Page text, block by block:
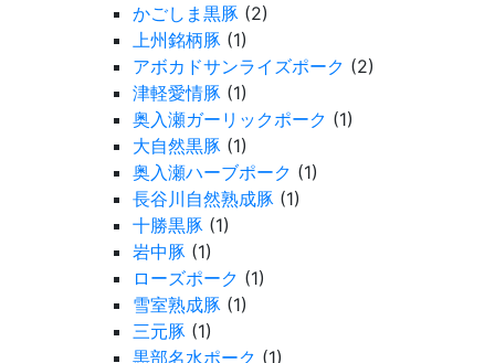
かごしま黒豚 (2)
上州銘柄豚 (1)
アボカドサンライズポーク (2)
津軽愛情豚 (1)
奥入瀬ガーリックポーク (1)
大自然黒豚 (1)
奥入瀬ハーブポーク (1)
長谷川自然熟成豚 (1)
十勝黒豚 (1)
岩中豚 (1)
ローズポーク (1)
雪室熟成豚 (1)
三元豚 (1)
黒部名水ポーク (1)